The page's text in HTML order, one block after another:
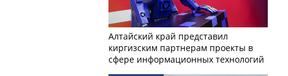
Алтайский край представил
киргизским партнерам проекты в
сфере информационных технологий